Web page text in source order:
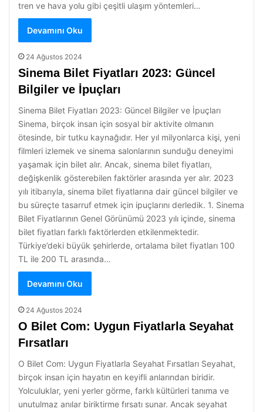
tren ve hava yolu gibi çeşitli ulaşım yöntemleri…
Devamını Oku
24 Ağustos 2024
Sinema Bilet Fiyatları 2023: Güncel
Bilgiler ve İpuçları
Sinema Bilet Fiyatları 2023: Güncel Bilgiler ve İpuçları
Sinema, birçok insan için sosyal bir aktivite olmanın
ötesinde, bir tutku kaynağıdır. Her yıl milyonlarca kişi, yeni
filmleri izlemek ve sinema salonlarının sunduğu deneyimi
yaşamak için bilet alır. Ancak, sinema bilet fiyatları,
değişkenlik gösterebilen faktörler arasında yer alır. 2023
yılı itibarıyla, sinema bilet fiyatlarına dair güncel bilgiler ve
bu süreçte tasarruf etmek için ipuçlarını derledik. 1. Sinema
Bilet Fiyatlarının Genel Görünümü 2023 yılı içinde, sinema
bilet fiyatları farklı faktörlerden etkilenmektedir.
Türkiye’deki büyük şehirlerde, ortalama bilet fiyatları 100
TL ile 200 TL arasında…
Devamını Oku
24 Ağustos 2024
O Bilet Com: Uygun Fiyatlarla Seyahat
Fırsatları
O Bilet Com: Uygun Fiyatlarla Seyahat Fırsatları Seyahat,
birçok insan için hayatın en keyifli anlarından biridir.
Yolculuklar, yeni yerler görme, farklı kültürleri tanıma ve
unutulmaz anılar biriktirme fırsatı sunar. Ancak seyahat